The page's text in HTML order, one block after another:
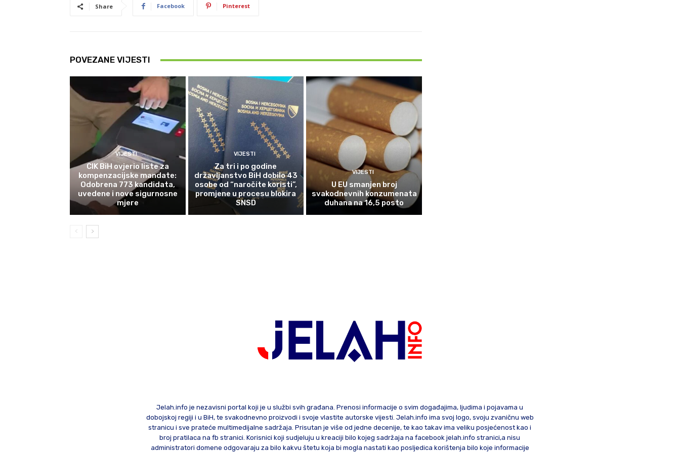
Share Facebook Pinterest
POVEZANE VIJESTI
VIJESTI
CIK BiH ovjerio liste za
kompenzacijske mandate:
Odobrena 773 kandidata,
uvedene i nove sigurnosne
mjere
VIJESTI
Za tri i po godine
državljanstvo BiH dobilo 43
osobe od “naročite koristi”,
promjene u procesu blokira
SNSD
VIJESTI
U EU smanjen broj
svakodnevnih konzumenata
duhana na 16,5 posto
Jelah.info je nezavisni portal koji je u službi svih građana. Prenosi informacije o svim događajima, ljudima i pojavama u
dobojskoj regiji i u BiH, te svakodnevno proizvodi i svoje vlastite autorske vijesti. Jelah.info ima svoj logo, svoju zvaničnu web
stranicu i sve prateće multimedijalne sadržaja. Prisutan je više od jedne decenije, te kao takav ima veliku posjećenost kao i
broj pratilaca na fb stranici. Korisnici koji sudjeluju u kreaciji bilo kojeg sadržaja na facebook jelah.info stranici,a nisu
administratori domene odgovaraju za bilo kakvu štetu koja bi mogla nastati kao posljedica korištenja bilo koje informacije